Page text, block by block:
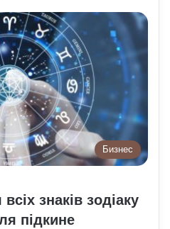
Бизнес
знаків зодіаку
підкине